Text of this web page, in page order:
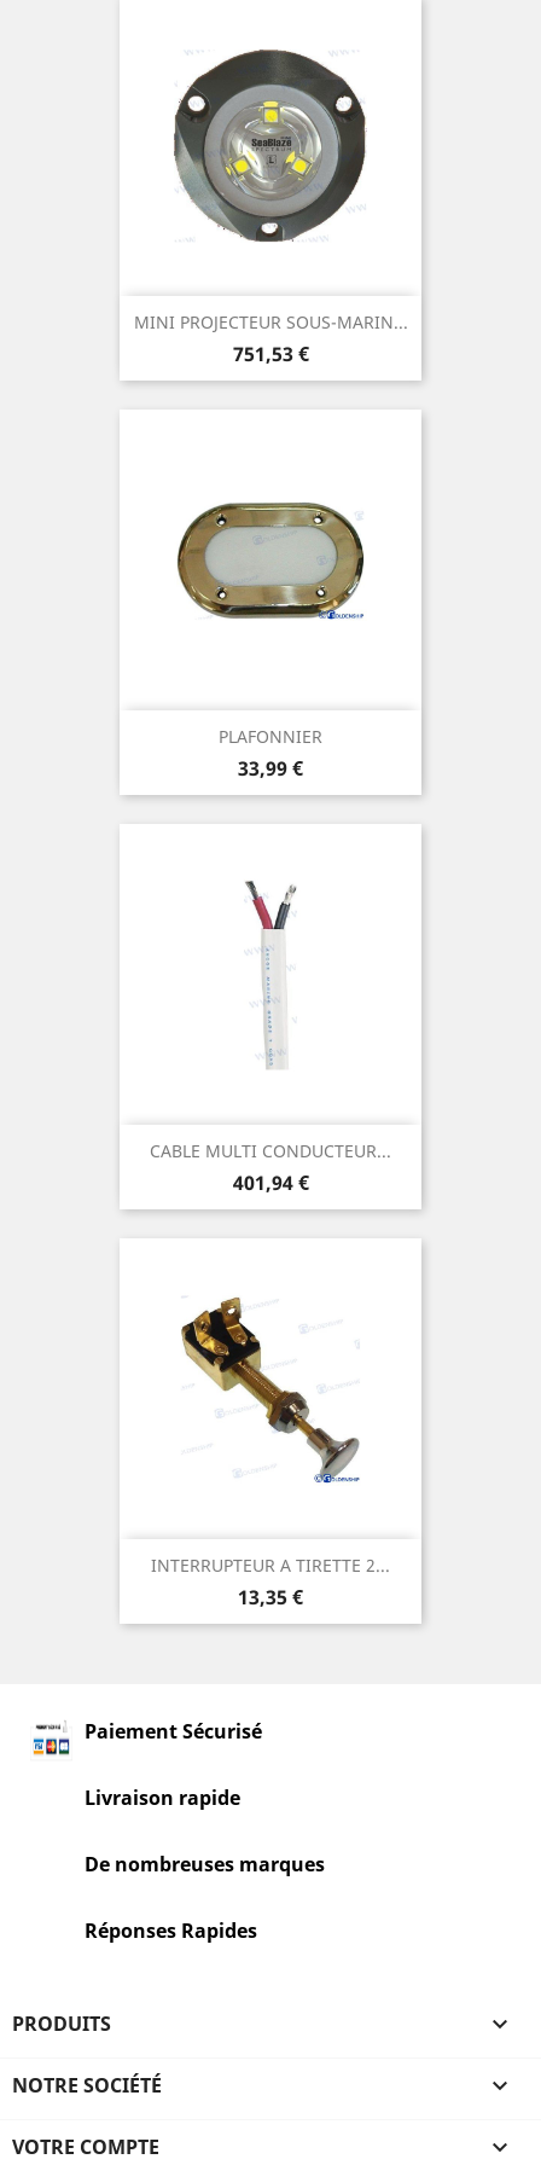
MINI PROJECTEUR SOUS-MARIN...
Prix
751,53 €
PLAFONNIER
Prix
33,99 €
CABLE MULTI CONDUCTEUR...
Prix
401,94 €
INTERRUPTEUR A TIRETTE 2...
Prix
13,35 €
Paiement Sécurisé
Livraison rapide
De nombreuses marques
Réponses Rapides
PRODUITS 
NOTRE SOCIÉTÉ 
VOTRE COMPTE 